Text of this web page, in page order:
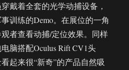
戴着全套的光学动捕设备，
训练的Demo。在展位的一角
者查看动捕/定位效果。同样
脑搭配Oculus Rift CV1头
起来很“新奇”的产品自然吸